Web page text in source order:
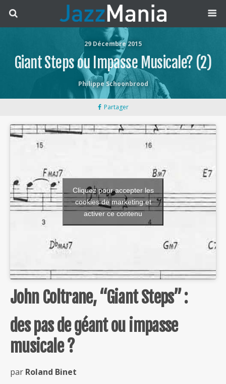
29 Décembre 2015
Giant Steps ou Impasse Musicale? (2)
Philippe Schoonbrood
Partager
Cliquez pour accepter les
cookies de marketing et
activer ce contenu
John Coltrane, “Giant Steps” :
des pas de géant ou impasse
musicale ?
par Roland Binet